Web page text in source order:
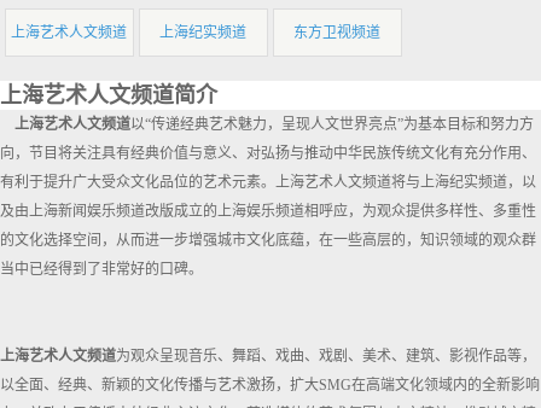
上海艺术人文频道 上海纪实频道 东方卫视频道
上海艺术人文频道简介
上海艺术人文频道以“传递经典艺术魅力，呈现人文世界亮点”为基本目标和努力方
向，节目将关注具有经典价值与意义、对弘扬与推动中华民族传统文化有充分作用、
有利于提升广大受众文化品位的艺术元素。上海艺术人文频道将与上海纪实频道，以
及由上海新闻娱乐频道改版成立的上海娱乐频道相呼应，为观众提供多样性、多重性
的文化选择空间，从而进一步增强城市文化底蕴，在一些高层的，知识领域的观众群
当中已经得到了非常好的口碑。
上海艺术人文频道为观众呈现音乐、舞蹈、戏曲、戏剧、美术、建筑、影视作品等，
以全面、经典、新颖的文化传播与艺术激扬，扩大SMG在高端文化领域内的全新影响